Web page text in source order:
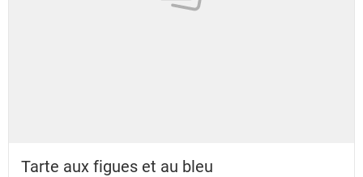
Tarte aux figues et au bleu